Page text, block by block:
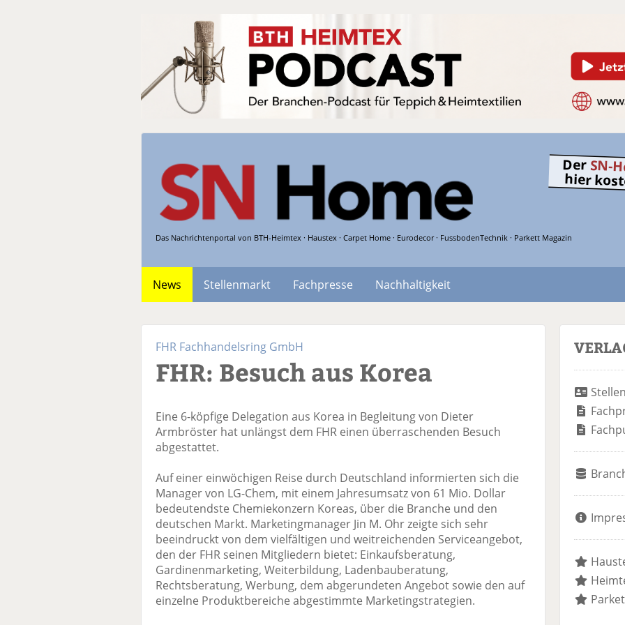
Das Nachrichtenportal von BTH-Heimtex · Haustex · Carpet Home · Eurodecor · FussbodenTechnik · Parkett Magazin
Der SN-
hier
News Stellenmarkt Fachpresse
Nachhaltigkeit
FHR Fachhandelsring GmbH
FHR: Besuch aus Korea
Eine 6-köpfige Delegation aus Korea in Begleitung von Dieter
Armbröster hat unlängst dem FHR einen überraschenden Besuch
abgestattet.
Auf einer einwöchigen Reise durch Deutschland informierten sich die
Manager von LG-Chem, mit einem Jahresumsatz von 61 Mio. Dollar
bedeutendste Chemiekonzern Koreas, über die Branche und den
deutschen Markt. Marketingmanager Jin M. Ohr zeigte sich sehr
beeindruckt von dem vielfältigen und weitreichenden Serviceangebot,
den der FHR seinen Mitgliedern bietet: Einkaufsberatung,
Gardinenmarketing, Weiterbildung, Ladenbauberatung,
Rechtsberatung, Werbung, dem abgerundeten Angebot sowie den auf
einzelne Produktbereiche abgestimmte Marketingstrategien.